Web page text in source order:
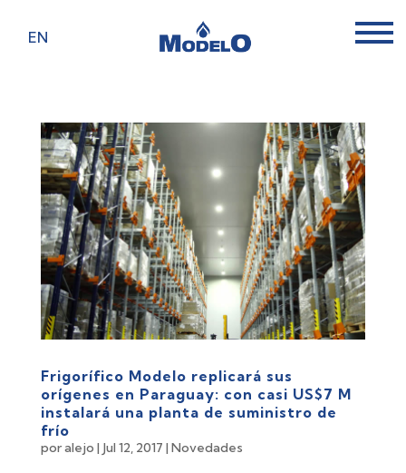
EN
Frigorífico Modelo replicará sus
orígenes en Paraguay: con casi US$7 M
instalará una planta de suministro de
frío
poralejo | Jul 12, 2017 | Novedades